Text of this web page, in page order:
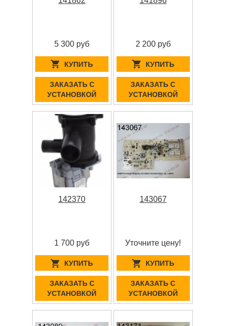
5 300 руб
КУПИТЬ
ЗАКАЗАТЬ С
УСТАНОВКОЙ
2 200 руб
КУПИТЬ
ЗАКАЗАТЬ С
УСТАНОВКОЙ
142370
1 700 руб
КУПИТЬ
ЗАКАЗАТЬ С
УСТАНОВКОЙ
143067
Уточните цену!
КУПИТЬ
ЗАКАЗАТЬ С
УСТАНОВКОЙ